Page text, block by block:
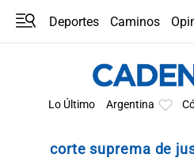
Deportes Caminos
Lo Último Argentina
corte suprema de